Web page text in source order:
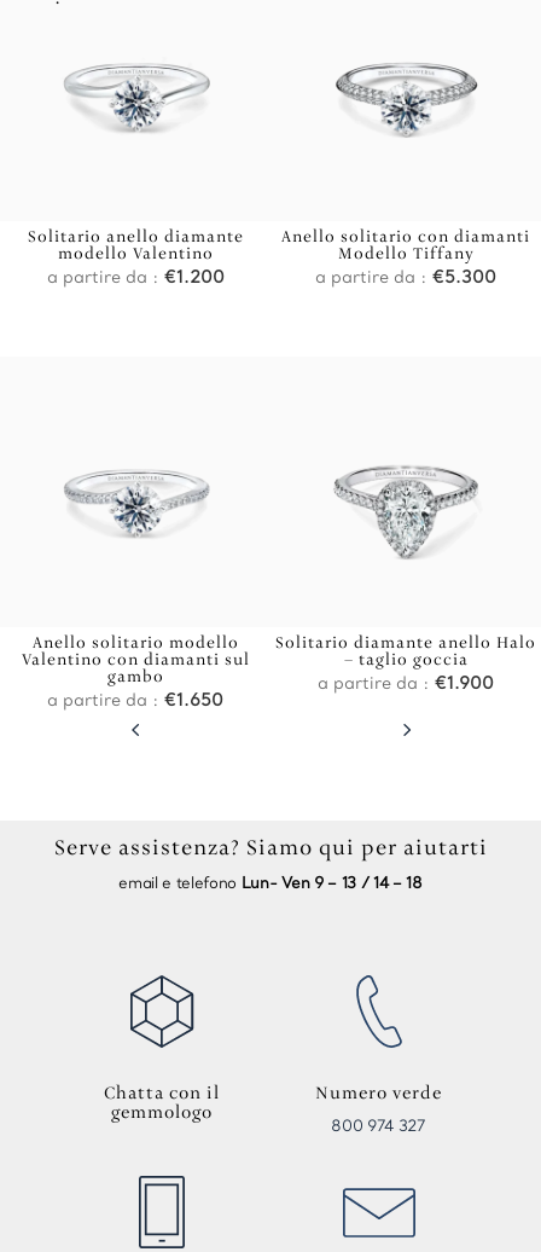
Solitario anello diamante
modello Valentino
a partire da : €1.200
Anello solitario con diamanti
Modello Tiffany
a partire da : €5.300
Anello solitario modello
Valentino con diamanti sul
gambo
a partire da : €1.650
Solitario diamante anello Halo
– taglio goccia
a partire da : €1.900
4 5
Serve assistenza? Siamo qui per aiutarti
email e telefono Lun- Ven 9 – 13 / 14 – 18
Chatta con il
gemmologo
Numero verde
800 974 327